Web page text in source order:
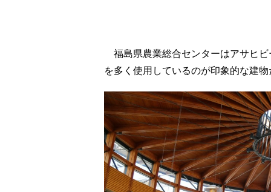
福島県農業総合センターはアサヒ
を多く使用しているのが印象的な建物